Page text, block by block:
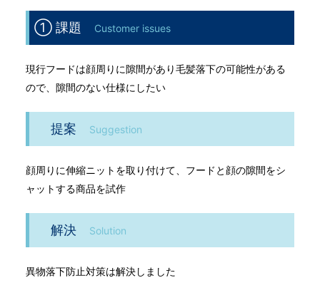
① 課題 Customer issues
現行フードは顔周りに隙間があり毛髪落下の可能性がある
ので、隙間のない仕様にしたい
提案 Suggestion
顔周りに伸縮ニットを取り付けて、フードと顔の隙間をシ
ャットする商品を試作
解決 Solution
異物落下防止対策は解決しました